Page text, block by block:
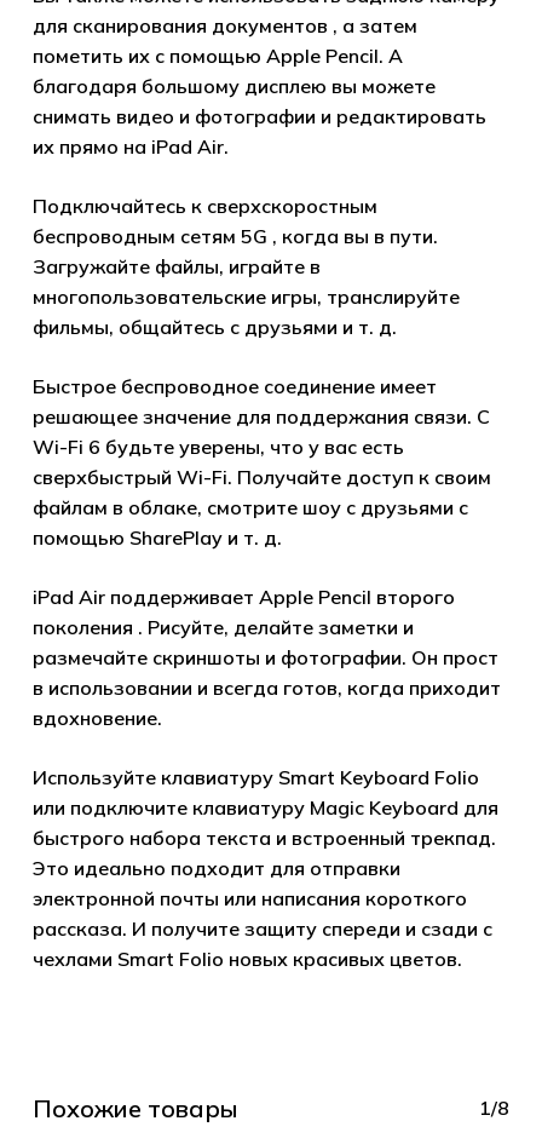
для сканирования документов , а затем
пометить их с помощью Apple Pencil. А
благодаря большому дисплею вы можете
снимать видео и фотографии и редактировать
их прямо на iPad Air.
Подключайтесь к сверхскоростным
беспроводным сетям 5G , когда вы в пути.
Загружайте файлы, играйте в
многопользовательские игры, транслируйте
фильмы, общайтесь с друзьями и т. д.
Быстрое беспроводное соединение имеет
решающее значение для поддержания связи. С
Wi-Fi 6 будьте уверены, что у вас есть
сверхбыстрый Wi-Fi. Получайте доступ к своим
файлам в облаке, смотрите шоу с друзьями с
помощью SharePlay и т. д.
iPad Air поддерживает Apple Pencil второго
поколения . Рисуйте, делайте заметки и
размечайте скриншоты и фотографии. Он прост
в использовании и всегда готов, когда приходит
вдохновение.
Используйте клавиатуру Smart Keyboard Folio
или подключите клавиатуру Magic Keyboard для
быстрого набора текста и встроенный трекпад.
Это идеально подходит для отправки
электронной почты или написания короткого
рассказа. И получите защиту спереди и сзади с
чехлами Smart Folio новых красивых цветов.
Похожие товары 1/8